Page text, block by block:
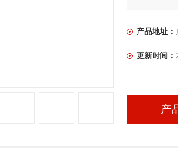
产品地址：
更新时间：
产